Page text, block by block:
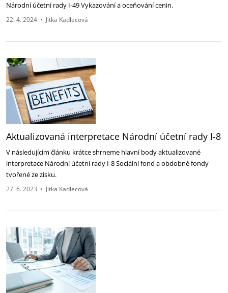
Národní účetní rady I-49 Vykazování a oceňování cenin.
22. 4. 2024 • Jitka Kadlecová
Aktualizovaná interpretace Národní účetní rady I-8
V následujícím článku krátce shrneme hlavní body aktualizované
interpretace Národní účetní rady I-8 Sociální fond a obdobné fondy
tvořené ze zisku.
27. 6. 2023 • Jitka Kadlecová